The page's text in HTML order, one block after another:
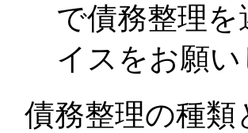
で債務整理
イスをお願
債務整理の種